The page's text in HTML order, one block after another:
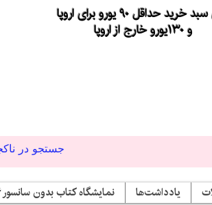
خرید حداقل ۹۰ یورو برای اروپا
و ۱۳۰یورو خارج از اروپا
یادداشت‌ها نمایشگاه کتاب بدون سانسور ۲۰۲۶